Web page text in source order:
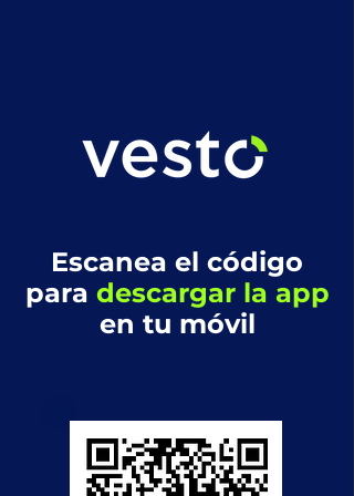
Escanea el código
para descargar la app
en tu móvil